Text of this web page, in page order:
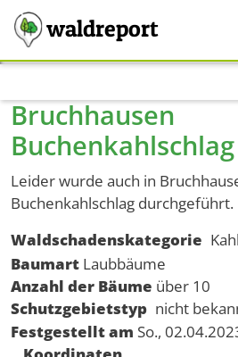
waldreport
Bruchhausen
Buchenkahlschlag
Leider wurde auch in
Buchenkahlschlag durchgeführt.
Waldschadenskategorie
Baumart Laubbäume
Anzahl der Bäume über 10
Schutzgebietstyp nicht
Festgestellt am So.,